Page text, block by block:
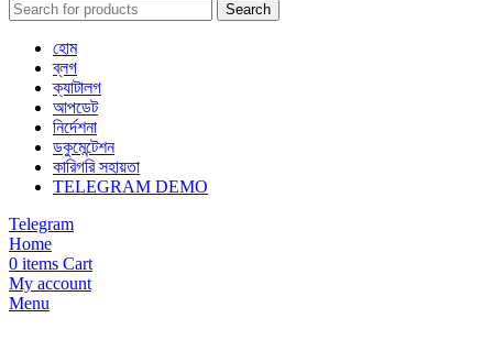
রয়েছে।
পারে।
Search
হোম
ব্লগ
ক্যাটালগ
আপডেট
নির্দেশনা
ডকুমেন্টেশন
কারিগরি সহায়তা
TELEGRAM DEMO
Telegram
Home
0 items Cart
My account
Menu